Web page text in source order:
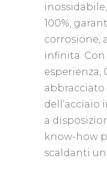
100%,
corrosione,
infinita. Con
esperienza,
abbracciato
dell’acciaio
a
know-how
scaldanti